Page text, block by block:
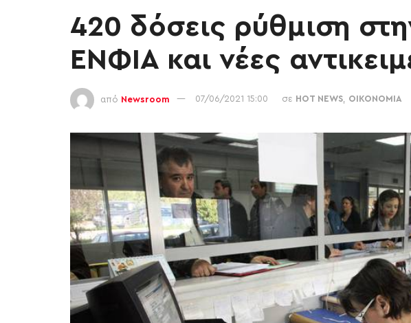
420 δόσεις ρύθμιση
ΕΝΦΙΑ και νέες
από Newsroom 07/06/2021 15:00 σε HOT NEWS ΟΙΚΟΝΟΜΙΑ